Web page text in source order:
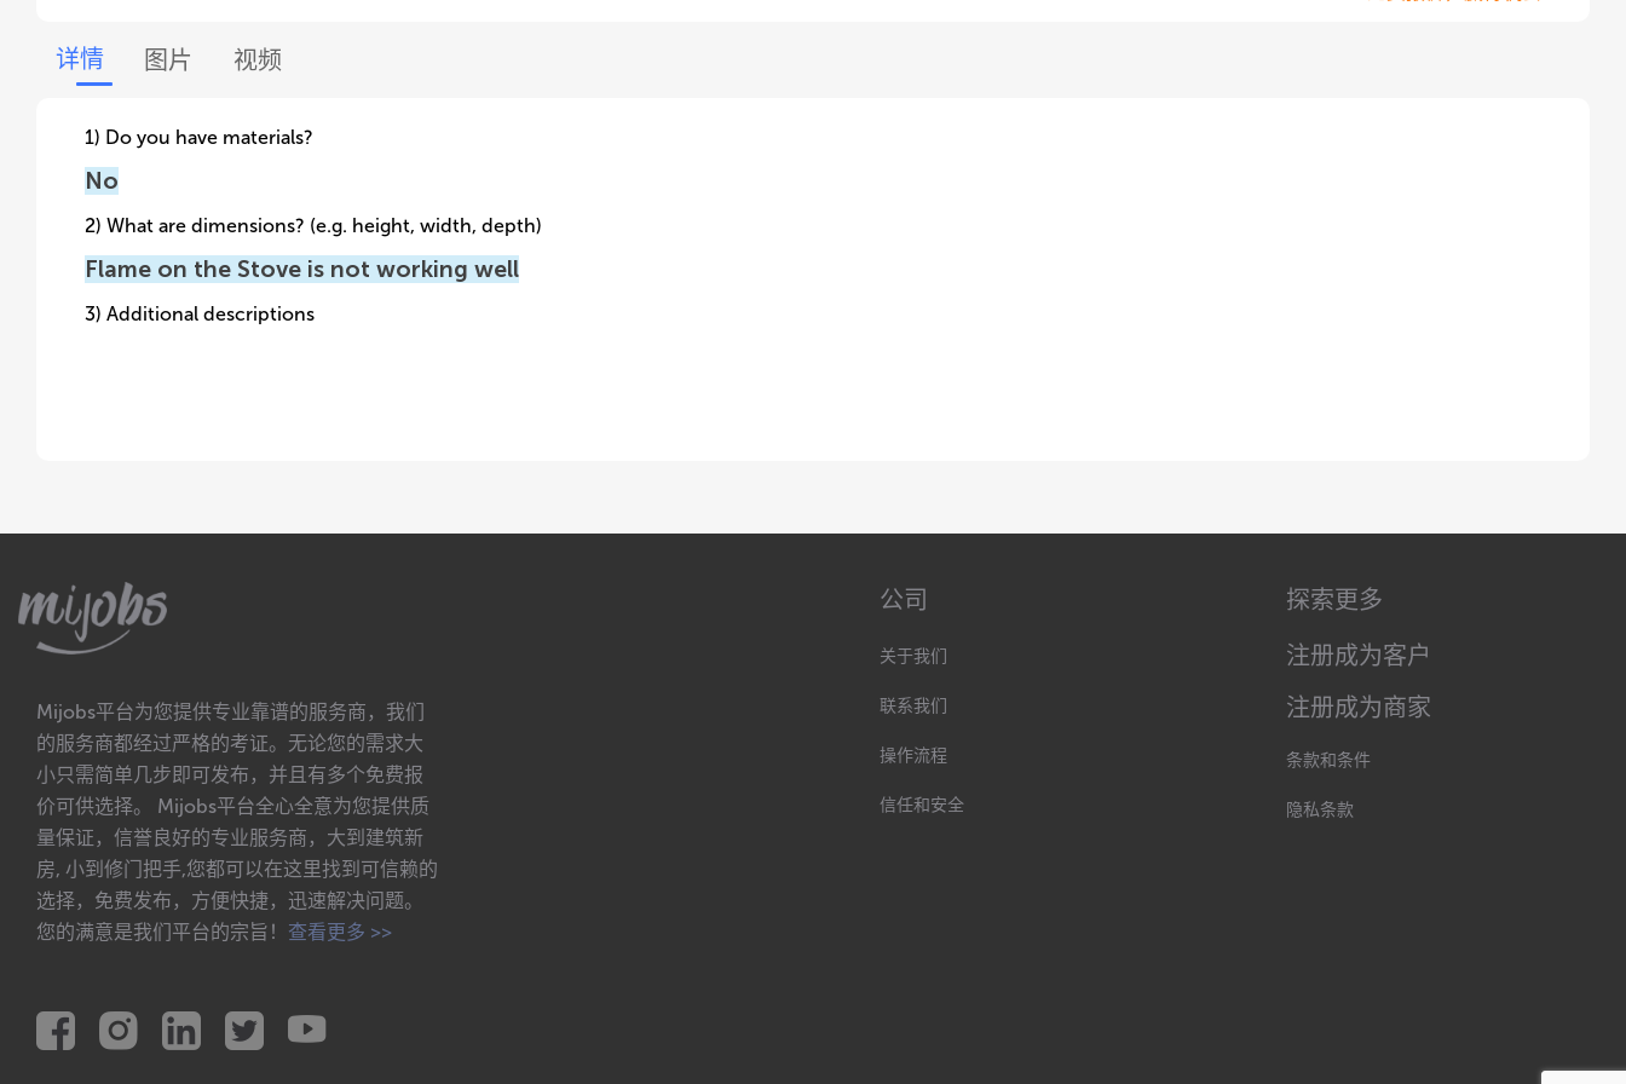
详情 图片 视频
1) Do you have materials?
No
2) What are dimensions? (e.g. height, width, depth)
Flame on the Stove is not working well
3) Additional descriptions
Mijobs平台为您提供专业靠谱的服务商，我们
的服务商都经过严格的考证。无论您的需求大
小只需简单几步即可发布，并且有多个免费报
价可供选择。 Mijobs平台全心全意为您提供质
量保证，信誉良好的专业服务商，大到建筑新
房, 小到修门把手,您都可以在这里找到可信赖的
选择，免费发布，方便快捷，迅速解决问题。
您的满意是我们平台的宗旨！ 查看更多 >>
公司
关于我们
联系我们
操作流程
信任和安全
探索更多
注册成为客户
注册成为商家
条款和条件
隐私条款